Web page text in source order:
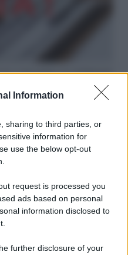
Information
sharing to third parties, or
information for
use the below opt-out
request is processed you
ads based on personal
information disclosed to
further disclosure of your
e misogine: la solidarietà
dell'Odissea di Nolan
– Schlein”. Contro i
Questa volta funzionerà?